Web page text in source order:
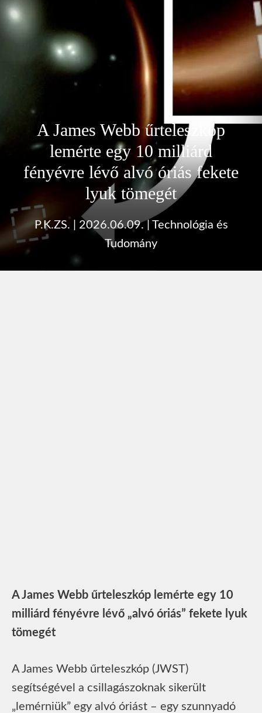
A James Webb űrteleszkóp
lemérte egy 10 milliárd
fényévre lévő alvó óriás fekete
lyuk tömegét
P.K.ZS. 2026.06.09.| Technológia és
Tudomány
A James Webb űrteleszkóp lemérte egy 10
milliárd fényévre lévő „alvó óriás” fekete lyuk
tömegét
A James Webb űrteleszkóp (JWST)
segítségével a csillagászoknak sikerült
„lemérniük” egy alvó óriást – egy szunnyadó